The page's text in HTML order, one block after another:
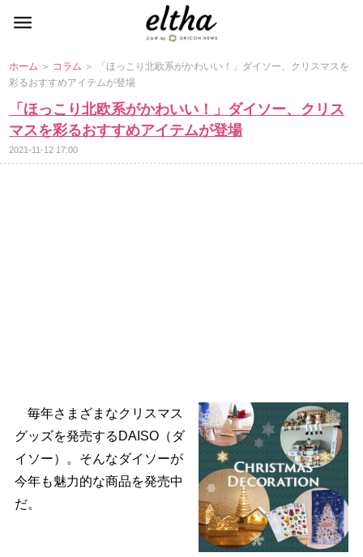
ホーム ＞ コラム ＞ 「ほっこり北欧系がかわいい！」ダイソー、クリスマスを
彩るおすすめアイテムが登場
「ほっこり北欧系がかわいい！」ダイソー、クリス
マスを彩るおすすめアイテムが登場
2021-11-12 17:00
毎年さまざまなクリスマス
グッズを発売するDAISO（ダ
イソー）。そんなダイソーが
今年も魅力的な商品を発売中
だ。